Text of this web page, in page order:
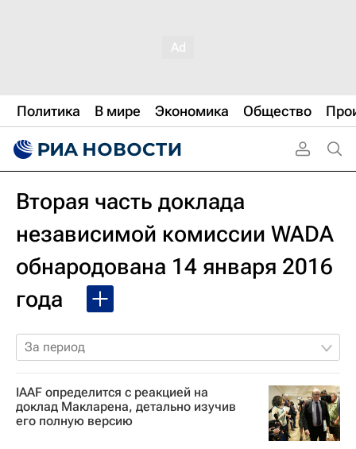
Политика В мире Экономика Общество
Вторая часть доклада
независимой комиссии WADA
обнародована 14 января 2016
года
За период
IAAF определится с реакцией на
доклад Макларена, детально изучив
его полную версию